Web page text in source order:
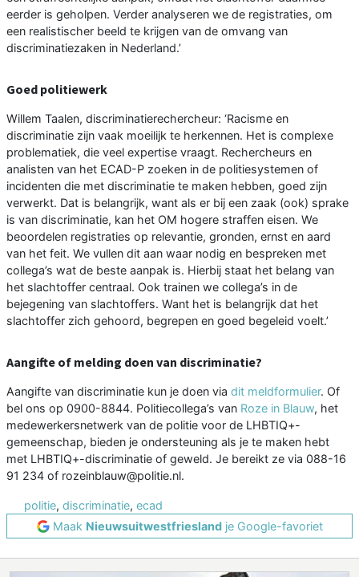
eerder is geholpen. Verder analyseren we de registraties, om
een realistischer beeld te krijgen van de omvang van
discriminatiezaken in Nederland.’
Goed politiewerk
Willem Taalen, discriminatierechercheur: ‘Racisme en
discriminatie zijn vaak moeilijk te herkennen. Het is complexe
problematiek, die veel expertise vraagt. Rechercheurs en
analisten van het ECAD-P zoeken in de politiesystemen of
incidenten die met discriminatie te maken hebben, goed zijn
verwerkt. Dat is belangrijk, want als er bij een zaak (ook) sprake
is van discriminatie, kan het OM hogere straffen eisen. We
beoordelen registraties op relevantie, gronden, ernst en aard
van het feit. We vullen dit aan waar nodig en bespreken met
collega’s wat de beste aanpak is. Hierbij staat het belang van
het slachtoffer centraal. Ook trainen we collega’s in de
bejegening van slachtoffers. Want het is belangrijk dat het
slachtoffer zich gehoord, begrepen en goed begeleid voelt.’
Aangifte of melding doen van discriminatie?
Aangifte van discriminatie kun je doen via dit meldformulier. Of
bel ons op 0900-8844. Politiecollega’s van Roze in Blauw, het
medewerkersnetwerk van de politie voor de LHBTIQ+-
gemeenschap, bieden je ondersteuning als je te maken hebt
met LHBTIQ+-discriminatie of geweld. Je bereikt ze via 088-16
91 234 of rozeinblauw@politie.nl.
politie, discriminatie, ecad
Maak Nieuwsuitwestfrieslandje Google-favoriet